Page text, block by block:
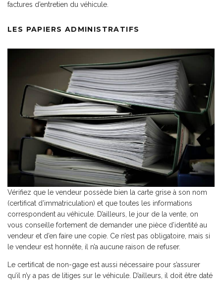
factures d’entretien du véhicule.
LES PAPIERS ADMINISTRATIFS
Vérifiez que le vendeur possède bien la carte grise à son nom
(certificat d’immatriculation) et que toutes les informations
correspondent au véhicule. D’ailleurs, le jour de la vente, on
vous conseille fortement de demander une pièce d’identité au
vendeur et d’en faire une copie. Ce n’est pas obligatoire, mais si
le vendeur est honnête, il n’a aucune raison de refuser.
Le certificat de non-gage est aussi nécessaire pour s’assurer
qu’il n’y a pas de litiges sur le véhicule. D’ailleurs, il doit être daté